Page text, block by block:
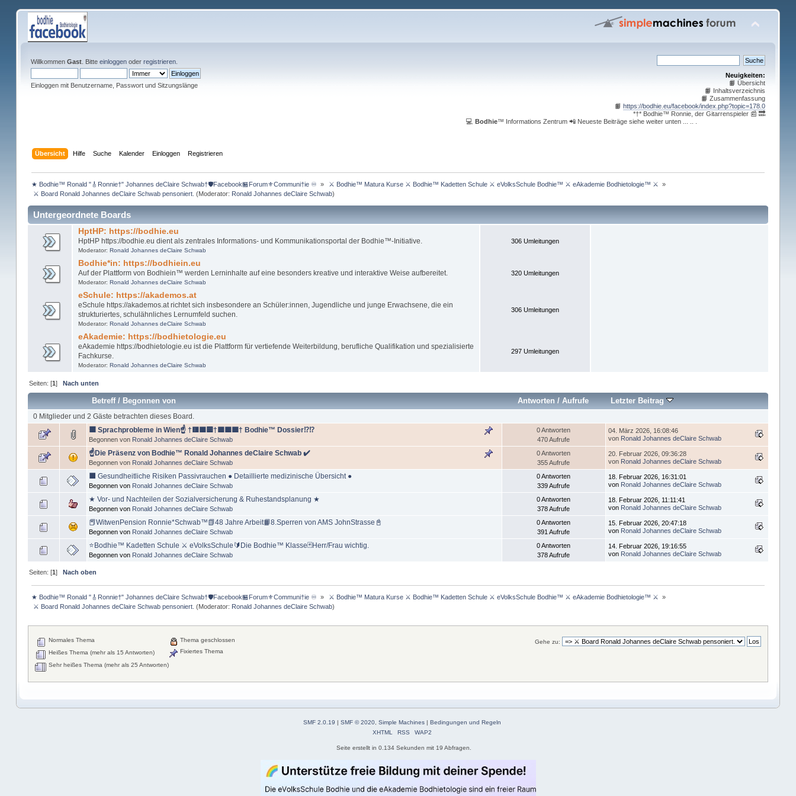
Willkommen Gast. Bitte einloggenoder registrieren.
Einloggen mit Benutzername, Passwort und Sitzungslänge
Neuigkeiten:
📙 Übersicht
📙 Inhaltsverzeichnis
📙 Zusammenfassung
📙https://bodhie.eu/facebook/index.php?topic=178.0
*†* Bodhie™ Ronnie, der Gitarrenspieler 📰 🔜
💻Bodhie™ Informations Zentrum 📲 Neueste Beiträge siehe weiter unten ... .. .
Übersicht Hilfe Suche Kalender Einloggen Registrieren
★ Bodhie™ Ronald "🎸Ronnie†" Johannes deClaire Schwab†🛡️Facebook🏪Forum⚜️Communi†ie ♾️ » ⚔ Bodhie™ Matura Kurse ⚔ Bodhie™ Kadetten Schule ⚔ eVolksSchule Bodhie™ ⚔ eAkademie Bodhietologie™ ⚔ »
⚔ Board Ronald Johannes deClaire Schwab pensoniert. (Moderator: Ronald Johannes deClaire Schwab)
Untergeordnete Boards
HptHP: https://bodhie.eu
HptHP https://bodhie.eu dient als zentrales Informations- und Kommunikationsportal der Bodhie™-Initiative.
Moderator: Ronald Johannes deClaire Schwab
306 Umleitungen
Bodhie*in: https://bodhiein.eu
Auf der Plattform von Bodhiein™ werden Lerninhalte auf eine besonders kreative und interaktive Weise aufbereitet.
Moderator: Ronald Johannes deClaire Schwab
320 Umleitungen
eSchule: https://akademos.at
eSchule https://akademos.at richtet sich insbesondere an Schüler:innen, Jugendliche und junge Erwachsene, die ein
strukturiertes, schulähnliches Lernumfeld suchen.
Moderator: Ronald Johannes deClaire Schwab
306 Umleitungen
eAkademie: https://bodhietologie.eu
eAkademie https://bodhietologie.eu ist die Plattform für vertiefende Weiterbildung, berufliche Qualifikation und spezialisierte
Fachkurse.
Moderator: Ronald Johannes deClaire Schwab
297 Umleitungen
Seiten: [1]Nach unten
Betreff/ Begonnen von Antworten /Aufrufe Letzter Beitrag
0 Mitglieder und 2 Gäste betrachten dieses Board.
⬛️ Sprachprobleme in Wien☝ †🟥🟧🟨†🟩🟦🟪† Bodhie™ Dossier⁉⁉️
Begonnen von Ronald Johannes deClaire Schwab
0 Antworten
470 Aufrufe
04. März 2026, 16:08:46
von Ronald Johannes deClaire Schwab
☝Die Präsenz von Bodhie™ Ronald Johannes deClaire Schwab ✔️
Begonnen von Ronald Johannes deClaire Schwab
0 Antworten
355 Aufrufe
20. Februar 2026, 09:36:28
von Ronald Johannes deClaire Schwab
⬛️ Gesundheitliche Risiken Passivrauchen ● Detaillierte medizinische Übersicht ●
Begonnen von Ronald Johannes deClaire Schwab
0 Antworten
339 Aufrufe
18. Februar 2026, 16:31:01
von Ronald Johannes deClaire Schwab
★ Vor- und Nachteilen der Sozialversicherung & Ruhestandsplanung ★
Begonnen von Ronald Johannes deClaire Schwab
0 Antworten
378 Aufrufe
18. Februar 2026, 11:11:41
von Ronald Johannes deClaire Schwab
📕WitwenPension Ronnie*Schwab™📗48 Jahre Arbeit📙8.Sperren von AMS JohnStrasse📓
Begonnen von Ronald Johannes deClaire Schwab
0 Antworten
391 Aufrufe
15. Februar 2026, 20:47:18
von Ronald Johannes deClaire Schwab
⭐️Bodhie™ Kadetten Schule ⚔ eVolksSchule🔰Die Bodhie™ Klasse🃏Herr/Frau wichtig.
Begonnen von Ronald Johannes deClaire Schwab
0 Antworten
378 Aufrufe
14. Februar 2026, 19:16:55
von Ronald Johannes deClaire Schwab
Seiten: [1]Nach oben
★ Bodhie™ Ronald "🎸Ronnie†" Johannes deClaire Schwab†🛡️Facebook🏪Forum⚜️Communi†ie ♾️ » ⚔ Bodhie™ Matura Kurse ⚔ Bodhie™ Kadetten Schule ⚔ eVolksSchule Bodhie™ ⚔ eAkademie Bodhietologie™ ⚔ »
⚔ Board Ronald Johannes deClaire Schwab pensoniert. (Moderator: Ronald Johannes deClaire Schwab)
Gehe zu:
Normales Thema
Heißes Thema (mehr als 15 Antworten)
Sehr heißes Thema (mehr als 25 Antworten)
Thema geschlossen
Fixiertes Thema
SMF 2.0.19 |SMF © 2020 ,Simple Machines |Bedingungen und Regeln
XHTML
RSS WAP2
Seite erstellt in 0.134 Sekunden mit 19 Abfragen.